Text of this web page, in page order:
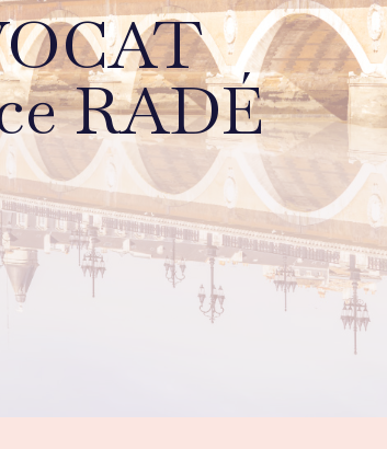
RADÉ